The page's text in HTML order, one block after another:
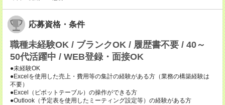
応募資格・条件
職種未経験OK / ブランクOK / 履歴書不要 / 40～
50代活躍中 / WEB登録・面接OK
●未経験OK
●Excelを使用した売上・費用等の集計の経験がある方（業務の構築経験は
不要）
●Excel（ピボットテーブル）の操作ができる方
●Outlook（予定表を使用したミーティング設定等）の経験がある方